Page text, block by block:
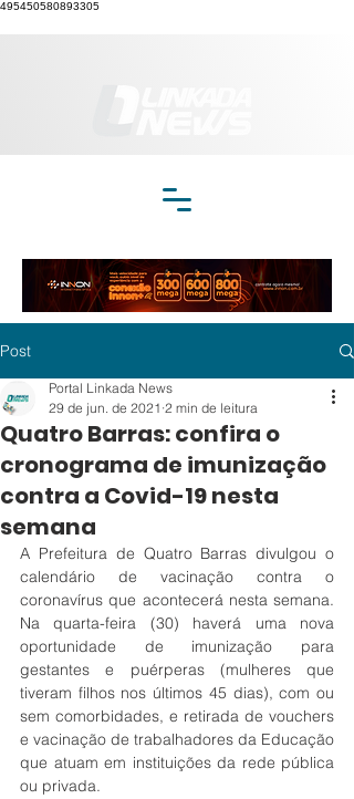
495450580893305
Post
Quatro Barras: confira o
cronograma de imunização
contra a Covid-19 nesta
semana
Portal Linkada News
29 de jun. de 2021 2 min de leitura
A Prefeitura de Quatro Barras divulgou o
calendário de vacinação contra o
coronavírus que acontecerá nesta semana.
Na quarta-feira (30) haverá uma nova
oportunidade de imunização para
gestantes e puérperas (mulheres que
tiveram filhos nos últimos 45 dias), com ou
sem comorbidades, e retirada de vouchers
e vacinação de trabalhadores da Educação
que atuam em instituições da rede pública
ou privada.